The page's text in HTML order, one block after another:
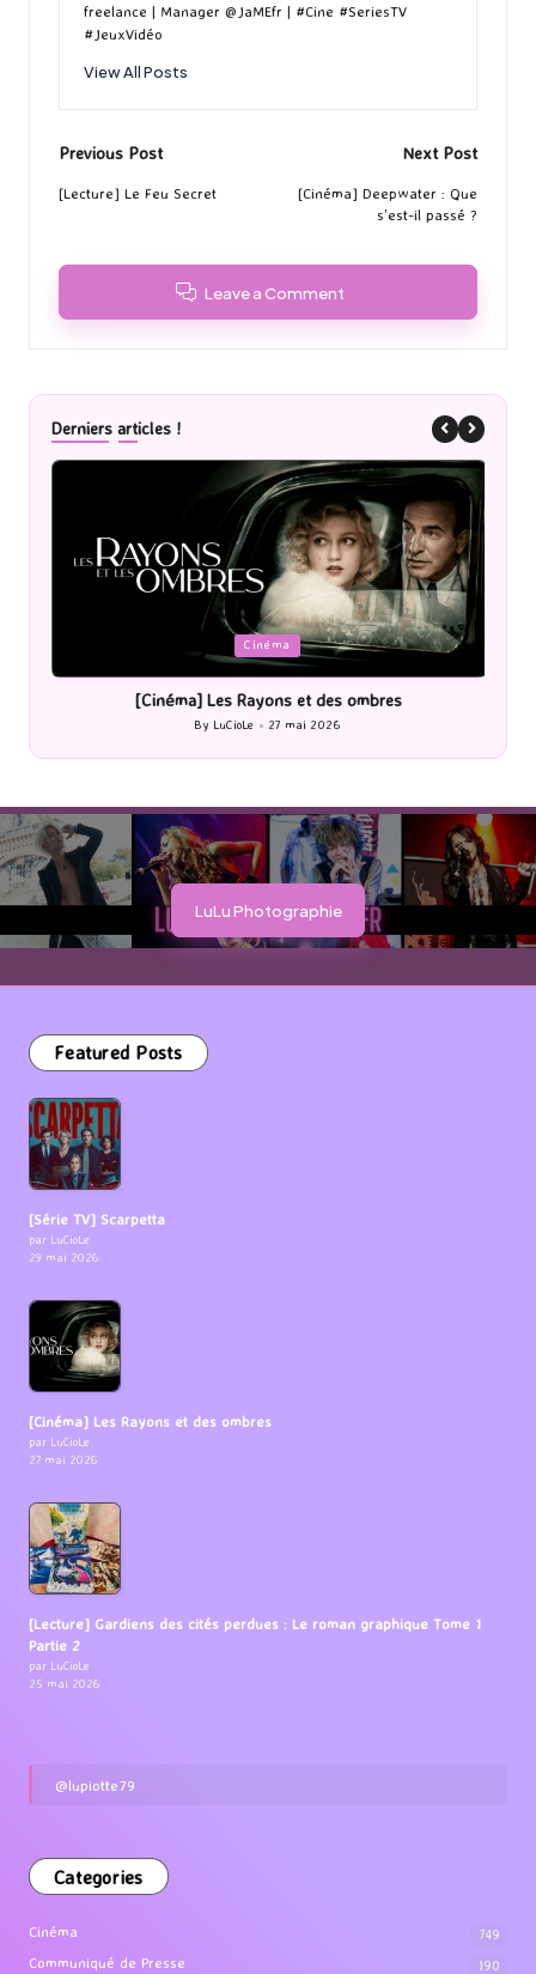
freelance | Manager @JaMEfr | #Cine #SeriesTV
#JeuxVidéo
View All Posts
Post
navigation
Previous Post
[Lecture] Le Feu Secret
Next Post
[Cinéma] Deepwater : Que
s’est-il passé ?
Leave a Comment
Derniers articles !
Cinéma
[Cinéma] Les Rayons et des ombres
Posted
by
By LuCioLe 27 mai 2026
LuLu Photographie
Featured Posts
[Série TV] Scarpetta
par LuCioLe
29 mai 2026
[Cinéma] Les Rayons et des ombres
par LuCioLe
27 mai 2026
[Lecture] Gardiens des cités perdues : Le roman graphique Tome 1
Partie 2
par LuCioLe
25 mai 2026
@lupiotte79
Categories
Cinéma 749
Communiqué de Presse 190